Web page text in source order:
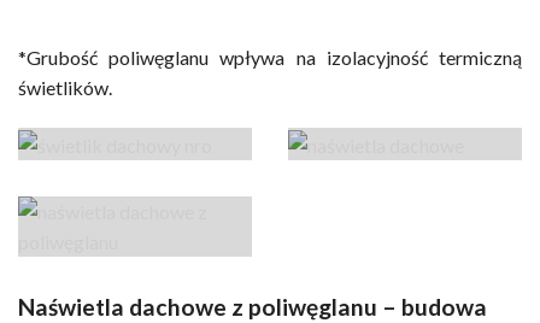
*Grubość poliwęglanu wpływa na izolacyjność termiczną
świetlików.
Naświetla dachowe z poliwęglanu – budowa